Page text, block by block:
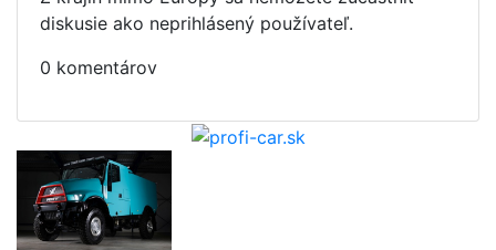
diskusie ako neprihlásený používateľ.
0 komentárov